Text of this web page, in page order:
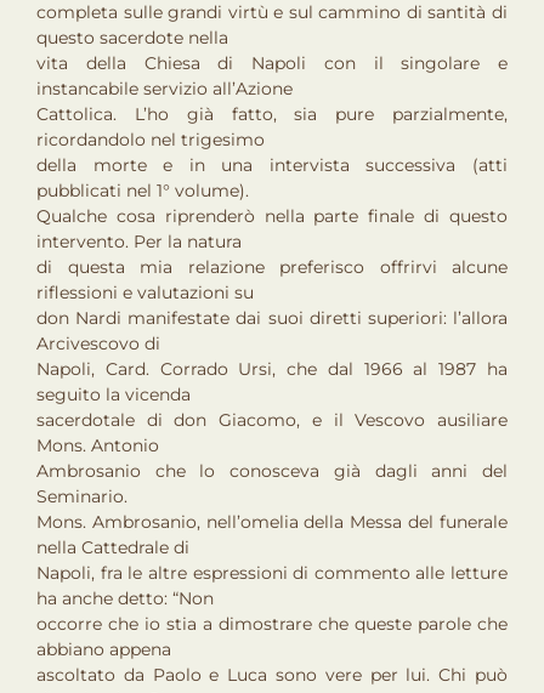
completa sulle grandi virtù e sul cammino di santità di
questo sacerdote nella
vita della Chiesa di Napoli con il singolare e
instancabile servizio all’Azione
Cattolica. L’ho già fatto, sia pure parzialmente,
ricordandolo nel trigesimo
della morte e in una intervista successiva (atti
pubblicati nel 1° volume).
Qualche cosa riprenderò nella parte finale di questo
intervento. Per la natura
di questa mia relazione preferisco offrirvi alcune
riflessioni e valutazioni su
don Nardi manifestate dai suoi diretti superiori: l’allora
Arcivescovo di
Napoli, Card. Corrado Ursi, che dal 1966 al 1987 ha
seguito la vicenda
sacerdotale di don Giacomo, e il Vescovo ausiliare
Mons. Antonio
Ambrosanio che lo conosceva già dagli anni del
Seminario.
Mons. Ambrosanio, nell’omelia della Messa del funerale
nella Cattedrale di
Napoli, fra le altre espressioni di commento alle letture
ha anche detto: “Non
occorre che io stia a dimostrare che queste parole che
abbiano appena
ascoltato da Paolo e Luca sono vere per lui. Chi può